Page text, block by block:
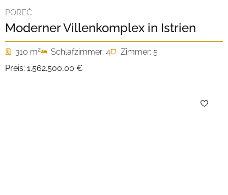
POREČ
Moderner Villenkomplex in Istrien
310 m2 Schlafzimmer: 4
Zimmer: 5
Preis: 1.562.500,00 €